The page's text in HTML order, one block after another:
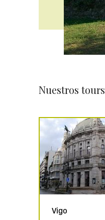
Nuestros tours
Vigo